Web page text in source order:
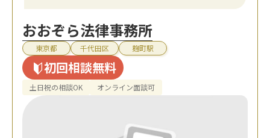
おおぞら法律事務所
東京都 千代田区 麹町駅
初回相談無料
土日祝の相談OK オンライン面談可